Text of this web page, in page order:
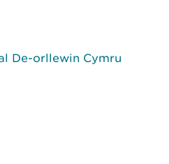
De-orllewin Cymru